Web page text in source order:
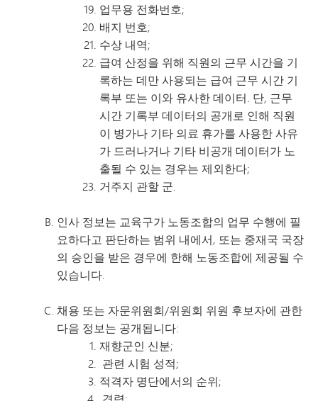
업무용 전화번호;
배지 번호;
수상 내역;
급여 산정을 위해 직원의 근무 시간을 기
록하는 데만 사용되는 급여 근무 시간 기
록부 또는 이와 유사한 데이터. 단, 근무
시간 기록부 데이터의 공개로 인해 직원
이 병가나 기타 의료 휴가를 사용한 사유
가 드러나거나 기타 비공개 데이터가 노
출될 수 있는 경우는 제외한다;
거주지 관할 군.
인사 정보는 교육구가 노동조합의 업무 수행에 필
요하다고 판단하는 범위 내에서, 또는 중재국 국장
의 승인을 받은 경우에 한해 노동조합에 제공될 수
있습니다.
채용 또는 자문위원회/위원회 위원 후보자에 관한
다음 정보는 공개됩니다:
재향군인 신분;
관련 시험 성적;
적격자 명단에서의 순위;